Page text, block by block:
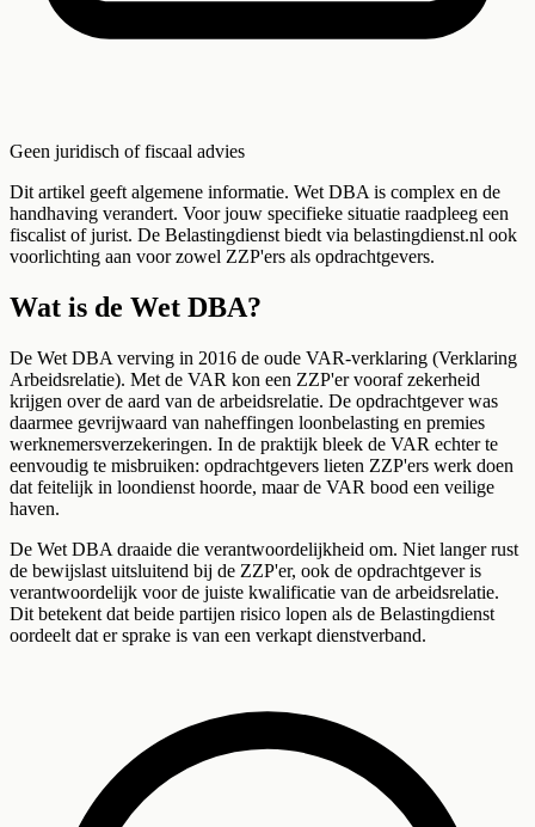
Geen juridisch of fiscaal advies
Dit artikel geeft algemene informatie. Wet DBA is complex en de
handhaving verandert. Voor jouw specifieke situatie raadpleeg een
fiscalist of jurist. De Belastingdienst biedt via belastingdienst.nl ook
voorlichting aan voor zowel ZZP'ers als opdrachtgevers.
Wat is de Wet DBA?
De Wet DBA verving in 2016 de oude VAR-verklaring (Verklaring
Arbeidsrelatie). Met de VAR kon een ZZP'er vooraf zekerheid
krijgen over de aard van de arbeidsrelatie. De opdrachtgever was
daarmee gevrijwaard van naheffingen loonbelasting en premies
werknemersverzekeringen. In de praktijk bleek de VAR echter te
eenvoudig te misbruiken: opdrachtgevers lieten ZZP'ers werk doen
dat feitelijk in loondienst hoorde, maar de VAR bood een veilige
haven.
De Wet DBA draaide die verantwoordelijkheid om. Niet langer rust
de bewijslast uitsluitend bij de ZZP'er, ook de opdrachtgever is
verantwoordelijk voor de juiste kwalificatie van de arbeidsrelatie.
Dit betekent dat beide partijen risico lopen als de Belastingdienst
oordeelt dat er sprake is van een verkapt dienstverband.